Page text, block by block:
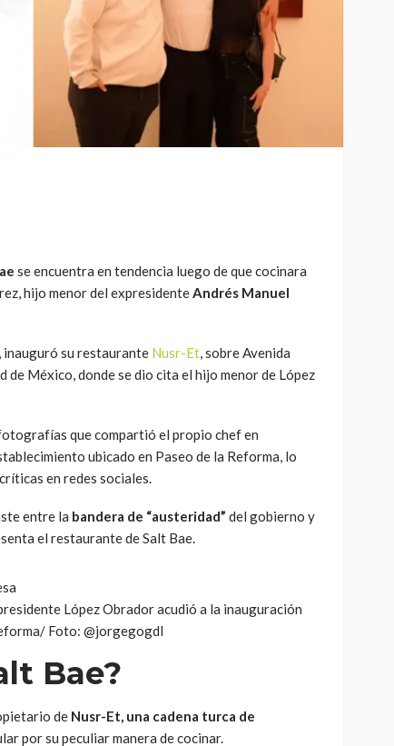
se encuentra en tendencia luego de que cocinara
hijo menor del expresidenteAndrés Manuel
inauguró su restaurante Nusr-Et, sobre Avenida
de México, donde se dio cita el hijo menor de López
que compartió el propio chef en
ubicado en Paseo de la Reforma, lo
en redes sociales.
entre la bandera de “austeridad” del gobierno y
el restaurante de Salt Bae.
López Obrador acudió a la inauguración
Foto: @jorgegogdl
Bae?
de Nusr-Et, una cadena turca de
por su peculiar manera de cocinar.